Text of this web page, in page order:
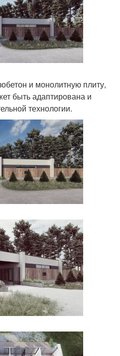
и монолитную плиту,
быть адаптирована и
технологии.